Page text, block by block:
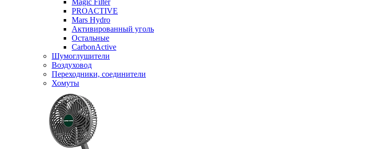
Magic Filter
PROACTIVE
Mars Hydro
Активированный уголь
Остальные
CarbonActive
Шумоглушители
Воздуховод
Переходники, соединители
Хомуты